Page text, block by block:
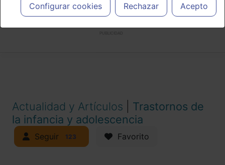
cada caso concreto, el tratamiento más adecuado a las
necesidades del paciente.
Configurar cookies Rechazar Acepto
Actualidad y Artículos
Trastornos de
la infancia y adolescencia
Seguir 123 Favorito